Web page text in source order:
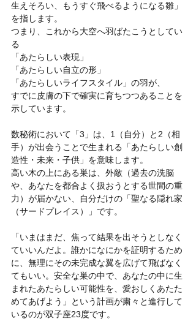
生えそろい、もうすぐ飛べるようになる雛」
を指します。
つまり、これから大空へ羽ばたこうとしてい
る
「あたらしい表現」
「あたらしい自立の形」
「あたらしいライフスタイル」の羽が、
すでに皮膚の下で確実に育ちつつあることを
示しています。
数秘術において「3」は、1（自分）と2（相
手）が出会うことで生まれる「あたらしい創
造性・未来・子供」を意味します。
高い木の上にある巣は、外敵（過去の洗脳
や、あなたを都合よく扱おうとする世間の重
力）が届かない、自分だけの「聖なる隠れ家
（サードプレイス）」です。
「いまはまだ、焦って結果を出そうとしなく
ていいんだよ。誰かになにかを証明するため
に、無理にその未完成な翼を広げて飛ばなく
てもいい。安全な巣の中で、あなたの中に生
まれたあたらしい可能性を、愛おしくあたた
めてあげよう」という計画が粛々と進行して
いるのが双子座23度です。